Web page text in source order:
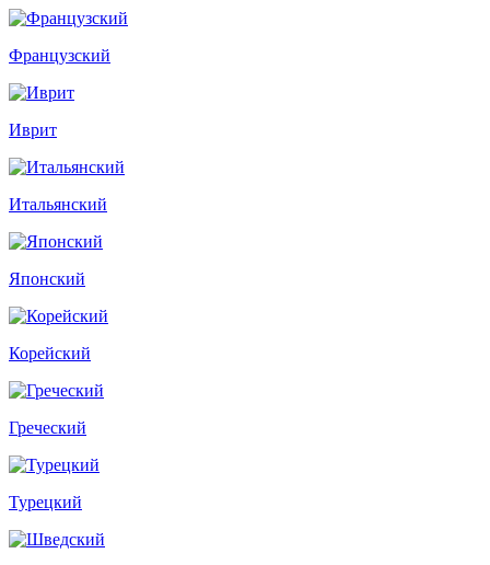
Французский
Иврит
Итальянский
Японский
Корейский
Греческий
Турецкий